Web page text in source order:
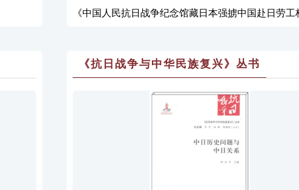
编》57
《中国人民抗日战争纪念馆藏日本强掳中国赴日劳工
《抗日战争与中华民族复兴》丛书